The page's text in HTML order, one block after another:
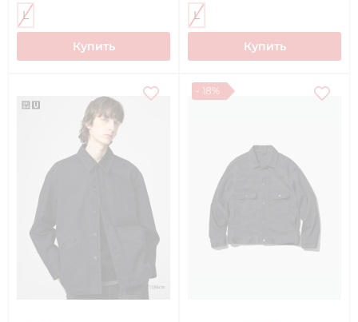
L
Купить
L
Купить
- 18%